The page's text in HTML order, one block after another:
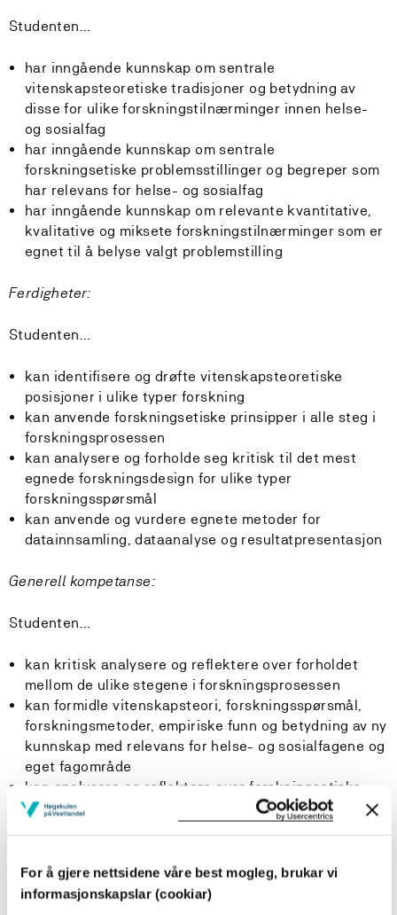
For å gjere nettsidene våre best mogleg, brukar vi
informasjonskapslar (cookiar)
Studenten...
har inngående kunnskap om sentrale
vitenskapsteoretiske tradisjoner og betydning av
disse for ulike forskningstilnærminger innen helse-
og sosialfag
har inngående kunnskap om sentrale
forskningsetiske problemsstillinger og begreper som
har relevans for helse- og sosialfag
har inngående kunnskap om relevante kvantitative,
kvalitative og miksete forskningstilnærminger som er
egnet til å belyse valgt problemstilling
Ferdigheter:
Studenten...
kan identifisere og drøfte vitenskapsteoretiske
posisjoner i ulike typer forskning
kan anvende forskningsetiske prinsipper i alle steg i
forskningsprosessen
kan analysere og forholde seg kritisk til det mest
egnede forskningsdesign for ulike typer
forskningsspørsmål
kan anvende og vurdere egnete metoder for
datainnsamling, dataanalyse og resultatpresentasjon
Generell kompetanse:
Studenten...
kan kritisk analysere og reflektere over forholdet
mellom de ulike stegene i forskningsprosessen
kan formidle vitenskapsteori, forskningsspørsmål,
forskningsmetoder, empiriske funn og betydning av ny
kunnskap med relevans for helse- og sosialfagene og
eget fagområde
kan analysere og reflektere over forskningsetiske
problemstillinger
kan analysere og reflektere over
Krav til forkunnskaper